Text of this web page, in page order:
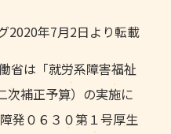
2020年7月2日より転載
省は「就労系障害福祉
次補正予算）の実施に
発０６３０第１号厚生